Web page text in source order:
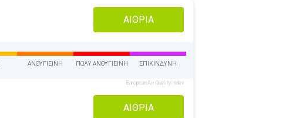
ΑΊΘΡΙΑ
ΑΝΘΥΓΙΕΙΝΉ ΠΟΛΎ ΑΝΘΥΓΙΕΙΝΉ ΕΠΙΚΊΝΔΥΝΗ
European Air Quality Index
ΑΊΘΡΙΑ